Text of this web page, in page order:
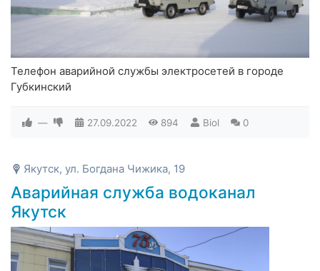
Телефон аварийной службы электросетей в городе
Губкинский
— 27.09.2022 894 Biol 0
Якутск, ул. Богдана Чижика, 19
Аварийная служба водоканал
Якутск